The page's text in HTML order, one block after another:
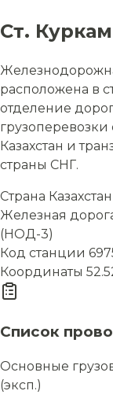
Ст.
расположена в
отделение
Казахстан и
страны СНГ.
Страна Казахстан
Железная
(НОД-3)
Код станции
Координаты
Список
Основные
(эксп.)